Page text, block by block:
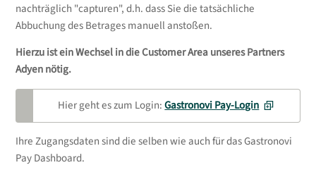
nachträglich "capturen", d.h. dass Sie die tatsächliche
Abbuchung des Betrages manuell anstoßen.
Hierzu ist ein Wechsel in die Customer Area unseres Partners
Adyen nötig.
Hier geht es zum Login:Gastronovi Pay-Login
Ihre Zugangsdaten sind die selben wie auch für das Gastronovi
Pay Dashboard.